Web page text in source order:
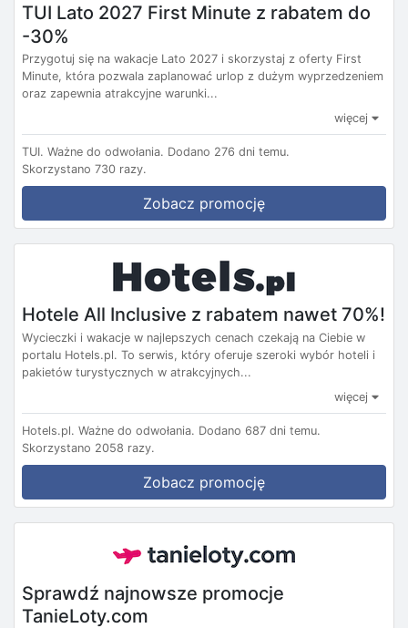
TUI Lato 2027 First Minute z rabatem do
-30%
Przygotuj się na wakacje Lato 2027 i skorzystaj z oferty First
Minute, która pozwala zaplanować urlop z dużym wyprzedzeniem
oraz zapewnia atrakcyjne warunki...
więcej
TUI. Ważne do odwołania. Dodano 276 dni temu.
Skorzystano 730 razy.
Zobacz promocję
Hotele All Inclusive z rabatem nawet 70%!
Wycieczki i wakacje w najlepszych cenach czekają na Ciebie w
portalu Hotels.pl. To serwis, który oferuje szeroki wybór hoteli i
pakietów turystycznych w atrakcyjnych...
więcej
Hotels.pl. Ważne do odwołania. Dodano 687 dni temu.
Skorzystano 2058 razy.
Zobacz promocję
Sprawdź najnowsze promocje
TanieLoty.com